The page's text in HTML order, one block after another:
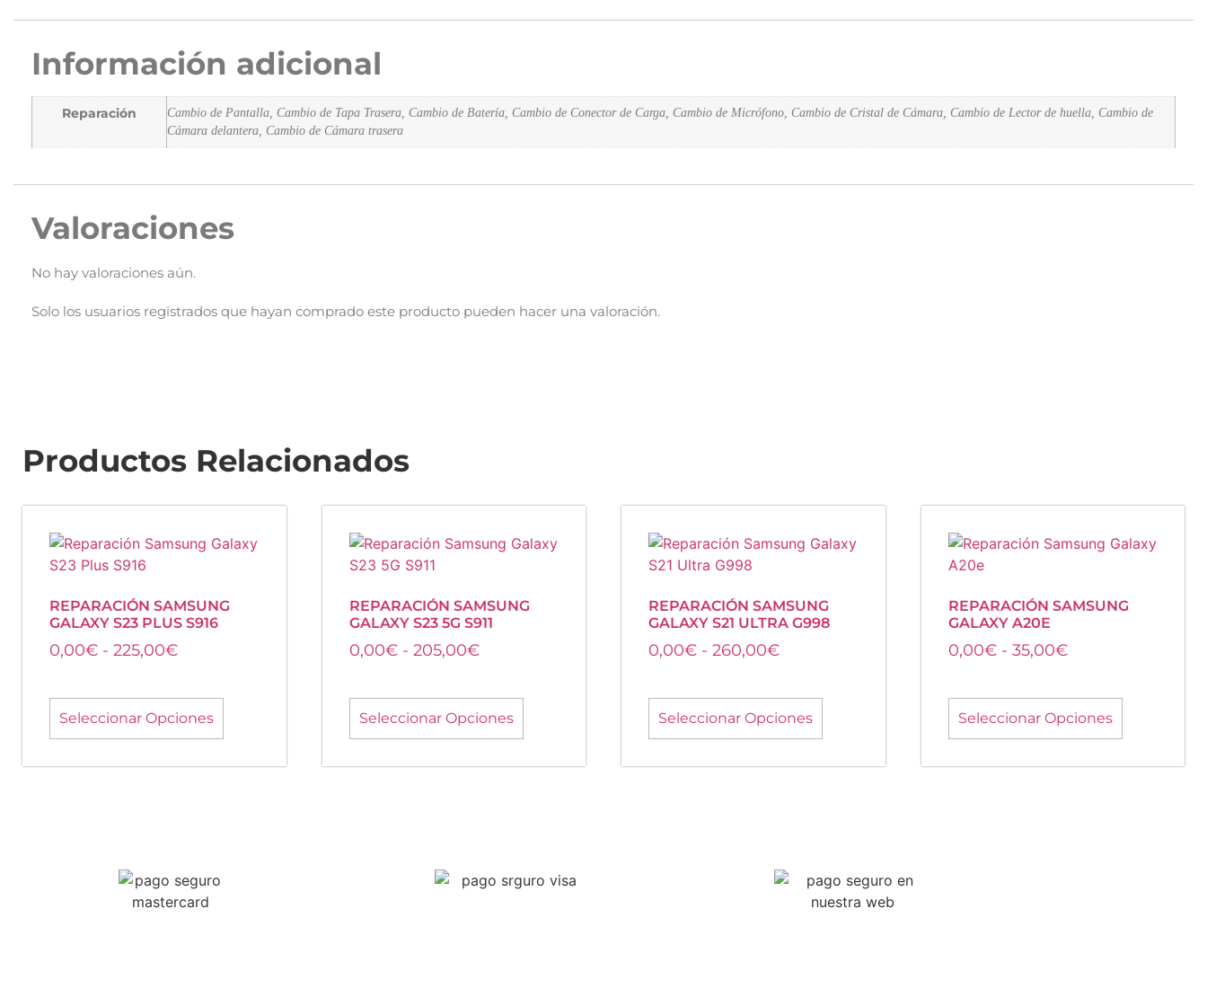
Información adicional
Reparación
Cambio de Pantalla, Cambio de Tapa Trasera, Cambio de Batería, Cambio de Conector de Carga, Cambio de Micrófono, Cambio de Cristal de Cámara, Cambio de Lector de huella, Cambio de
Cámara delantera, Cambio de Cámara trasera
Valoraciones
No hay valoraciones aún.
Solo los usuarios registrados que hayan comprado este producto pueden hacer una valoración.
Productos Relacionados
REPARACIÓN SAMSUNG
GALAXY S23 PLUS S916
0,00€ - 225,00€
Seleccionar Opciones
REPARACIÓN SAMSUNG
GALAXY S23 5G S911
0,00€ - 205,00€
Seleccionar Opciones
REPARACIÓN SAMSUNG
GALAXY S21 ULTRA G998
0,00€ - 260,00€
Seleccionar Opciones
REPARACIÓN SAMSUNG
GALAXY A20E
0,00€ - 35,00€
Seleccionar Opciones